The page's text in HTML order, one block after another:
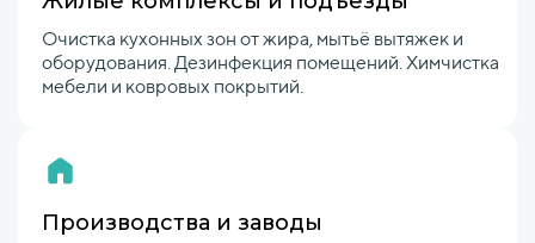
Очистка кухонных зон от жира, мытьё вытяжек и
оборудования. Дезинфекция помещений. Химчистка
мебели и ковровых покрытий.
Производства и заводы